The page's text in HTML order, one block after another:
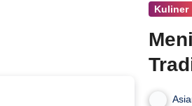
Kuliner